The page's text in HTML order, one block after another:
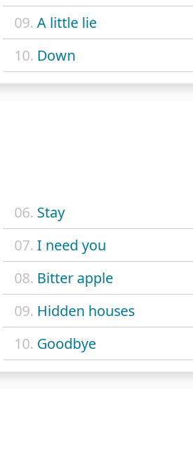
09. A little lie
10. Down
06. Stay
07. I need you
08. Bitter apple
09. Hidden houses
10. Goodbye